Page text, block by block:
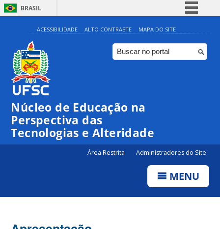
BRASIL
Simplifique!
Comunica BR
Participe
ACESSIBILIDADE ALTO CONTRASTE MAPA DO SITE
Núcleo de Educação na
Perspectiva das
Tecnologias e Alteridade
Área Restrita Administradores do Site
MENU